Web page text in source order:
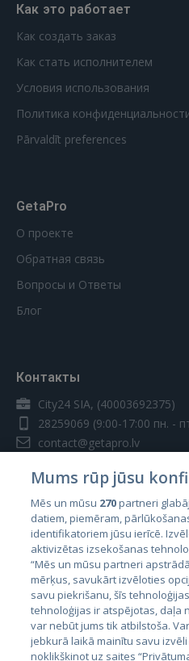
Как это работает
Как создать заказ
Как стать исполнителем
Условия использования
Политика
Pārvaldīt preferences
GetaPro
О проекте
Обратная связь
Вопросы и Ответы
Блог
Контакты
City24 SIA, (40003692375)
28259069 (9:00-17:00 пн. -
contact@getapro.lv
Страны
Эстония
Латвия
Литва
Mums rūp jūsu
Mēs un mūsu 270partneri
datiem, piemēram,
identifikatoriem jūsu ierīcē.
aktivizētas izsekošanas
“Mēs un mūsu partneri
mērķus, savukārt izvēloties
savu piekrišanu, šīs
tehnoloģijas ir atspējotas, daļa
var nebūt jums tik atbilstoša.
jebkurā laikā mainītu savu
noklikšķinot uz saites